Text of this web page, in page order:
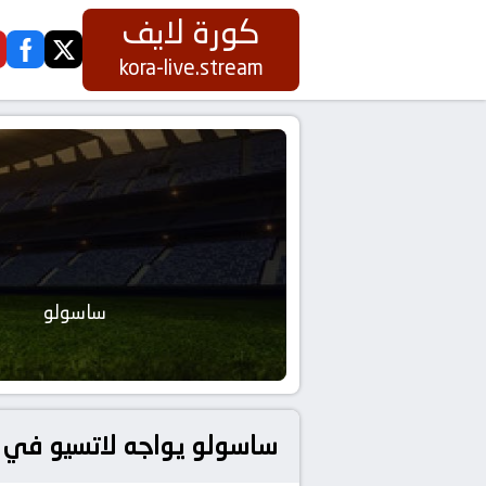
كورة لايف
kora-live.stream
twitter
ساسولو
ساسولو يواجه لاتسيو في